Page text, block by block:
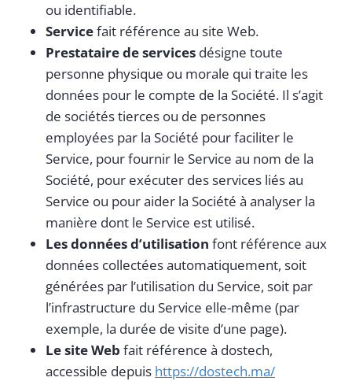
ou identifiable.
Servicefait référence au site Web.
Prestataire de services désigne toute
personne physique ou morale qui traite les
données pour le compte de la Société. Il s’agit
de sociétés tierces ou de personnes
employées par la Société pour faciliter le
Service, pour fournir le Service au nom de la
Société, pour exécuter des services liés au
Service ou pour aider la Société à analyser la
manière dont le Service est utilisé.
Les données d’utilisation font référence aux
données collectées automatiquement, soit
générées par l’utilisation du Service, soit par
l’infrastructure du Service elle-même (par
exemple, la durée de visite d’une page).
Le site Web fait référence à dostech,
accessible depuis https://dostech.ma/